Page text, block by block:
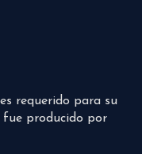
requerido para su
producido por